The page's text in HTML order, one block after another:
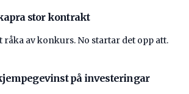
stor kontrakt
av konkurs. No startar det opp att.
på investeringar